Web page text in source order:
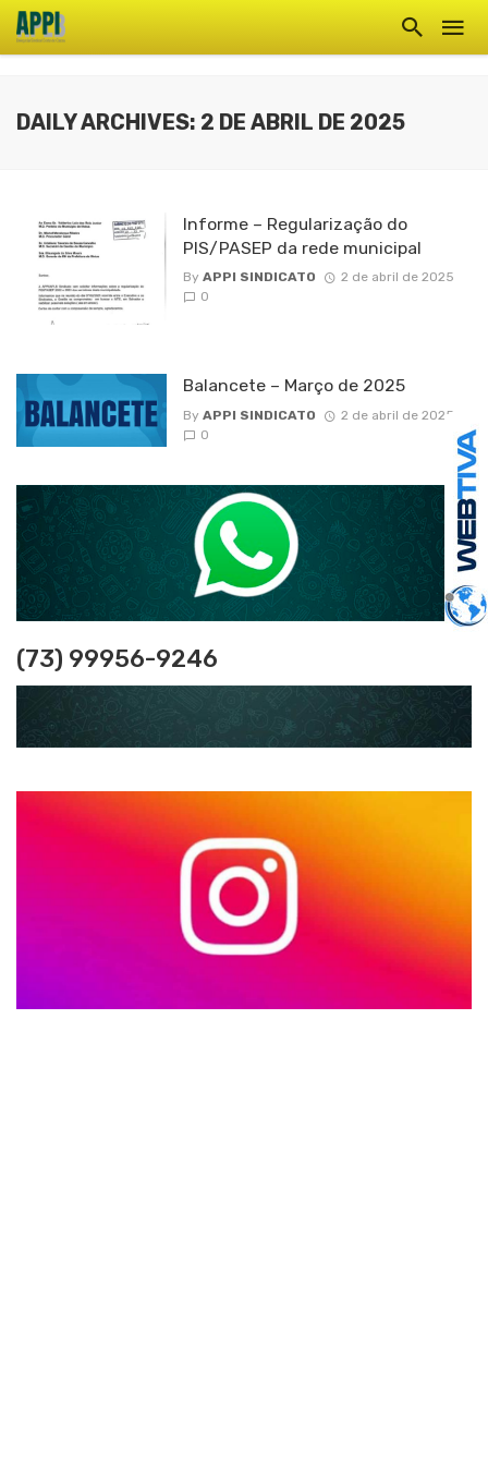
DAILY ARCHIVES: 2 DE ABRIL DE 2025
Informe – Regularização do
PIS/PASEP da rede municipal
By APPI SINDICATO
2 de abril de 2025
0
Balancete – Março de 2025
By APPI SINDICATO
2 de abril de 2025
0
(73) 99956-9246